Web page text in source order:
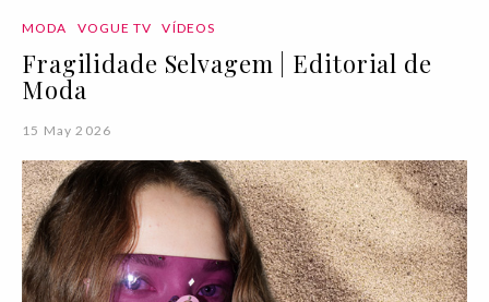
MODA VOGUE TV VÍDEOS
Fragilidade Selvagem | Editorial de
Moda
15 May 2026